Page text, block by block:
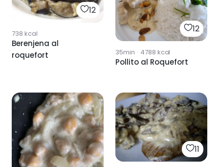
12
738 kcal
Berenjena al
roquefort
12
35min · 4788 kcal
Pollito al Roquefort
11